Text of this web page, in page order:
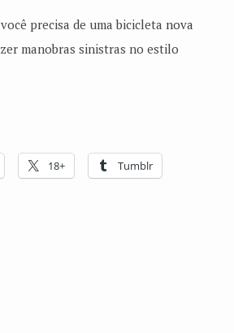
precisa de uma bicicleta nova
manobras sinistras no estilo
18+ Tumblr